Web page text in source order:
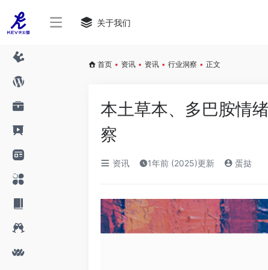
关于我们
首页 • 资讯 • 资讯 • 行业洞察 • 正文
本土草本、多巴胺情
察
资讯 1年前 (2025)更新 蛋挞